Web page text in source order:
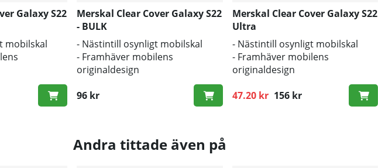
Galaxy S22
mobilskal
och repor
Merskal Clear Cover Galaxy S22
- BULK
- Nästintill osynligt mobilskal
- Framhäver mobilens
originaldesign
- Bra skydd mot smuts och repor
96 kr
Merskal Clear Cover Galaxy S22
Ultra
- Nästintill osynligt mobilskal
- Framhäver mobilens
originaldesign
- Bra skydd mot smuts och repor
47.20 kr 156 kr
Ordinarie pris:
Andra tittade även på